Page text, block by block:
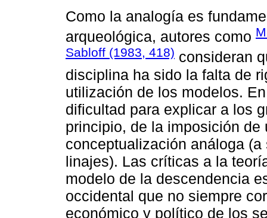
Como la analogía es
arqueológica, autores como
Sabloff (1983, 418) consideran
disciplina ha sido la falta de
utilización de los modelos.
dificultad para explicar a los
principio, de la imposición de
conceptualización análoga
linajes). Las críticas a la
modelo de la descendencia
occidental que no siempre
económico y político de los